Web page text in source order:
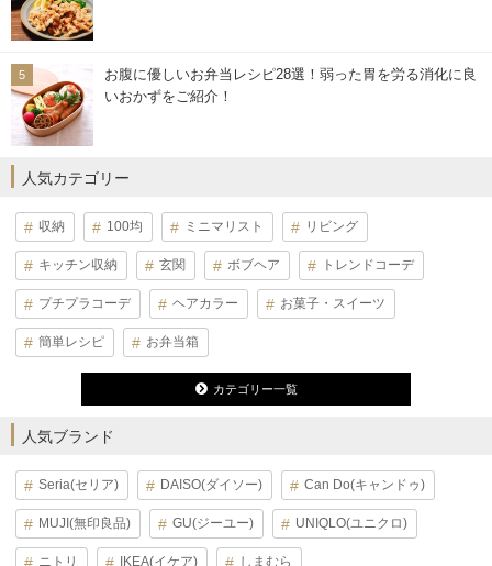
お腹に優しいお弁当レシピ28選！弱った胃を労る消化に良
いおかずをご紹介！
人気カテゴリー
収納 100均 ミニマリスト リビング
キッチン収納 玄関 ボブヘア トレンドコーデ
プチプラコーデ ヘアカラー お菓子・スイーツ
簡単レシピ お弁当箱
カテゴリー一覧
人気ブランド
Seria(セリア) DAISO(ダイソー) Can Do(キャンドゥ)
MUJI(無印良品) GU(ジーユー) UNIQLO(ユニクロ)
ニトリ IKEA(イケア) しまむら